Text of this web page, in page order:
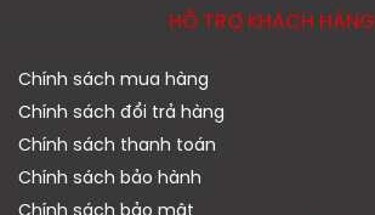
HỖ TRỢ KHÁCH HÀNG
Chính sách mua hàng
Chính sách đổi trả hàng
Chính sách thanh toán
Chính sách bảo hành